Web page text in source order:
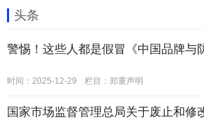
头条
警惕！这些人都是假冒《中国品牌与
时间：2025-12-29 栏目： 郑重声明
国家市场监督管理总局关于废止和修